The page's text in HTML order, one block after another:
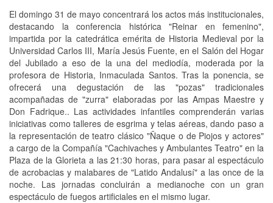
El domingo 31 de mayo concentrará los actos más institucionales,
destacando la conferencia histórica "Reinar en femenino",
impartida por la catedrática emérita de Historia Medieval por la
Universidad Carlos III, María Jesús Fuente, en el Salón del Hogar
del Jubilado a eso de la una del mediodía, moderada por la
profesora de Historia, Inmaculada Santos. Tras la ponencia, se
ofrecerá una degustación de las "pozas" tradicionales
acompañadas de "zurra" elaboradas por las Ampas Maestre y
Don Fadrique.. Las actividades infantiles comprenderán varias
iniciativas como talleres de esgrima y telas aéreas, dando paso a
la representación de teatro clásico "Ñaque o de Piojos y actores"
a cargo de la Compañía "Cachivaches y Ambulantes Teatro" en la
Plaza de la Glorieta a las 21:30 horas, para pasar al espectáculo
de acrobacias y malabares de "Latido Andalusí" a las once de la
noche. Las jornadas concluirán a medianoche con un gran
espectáculo de fuegos artificiales en el mismo lugar.